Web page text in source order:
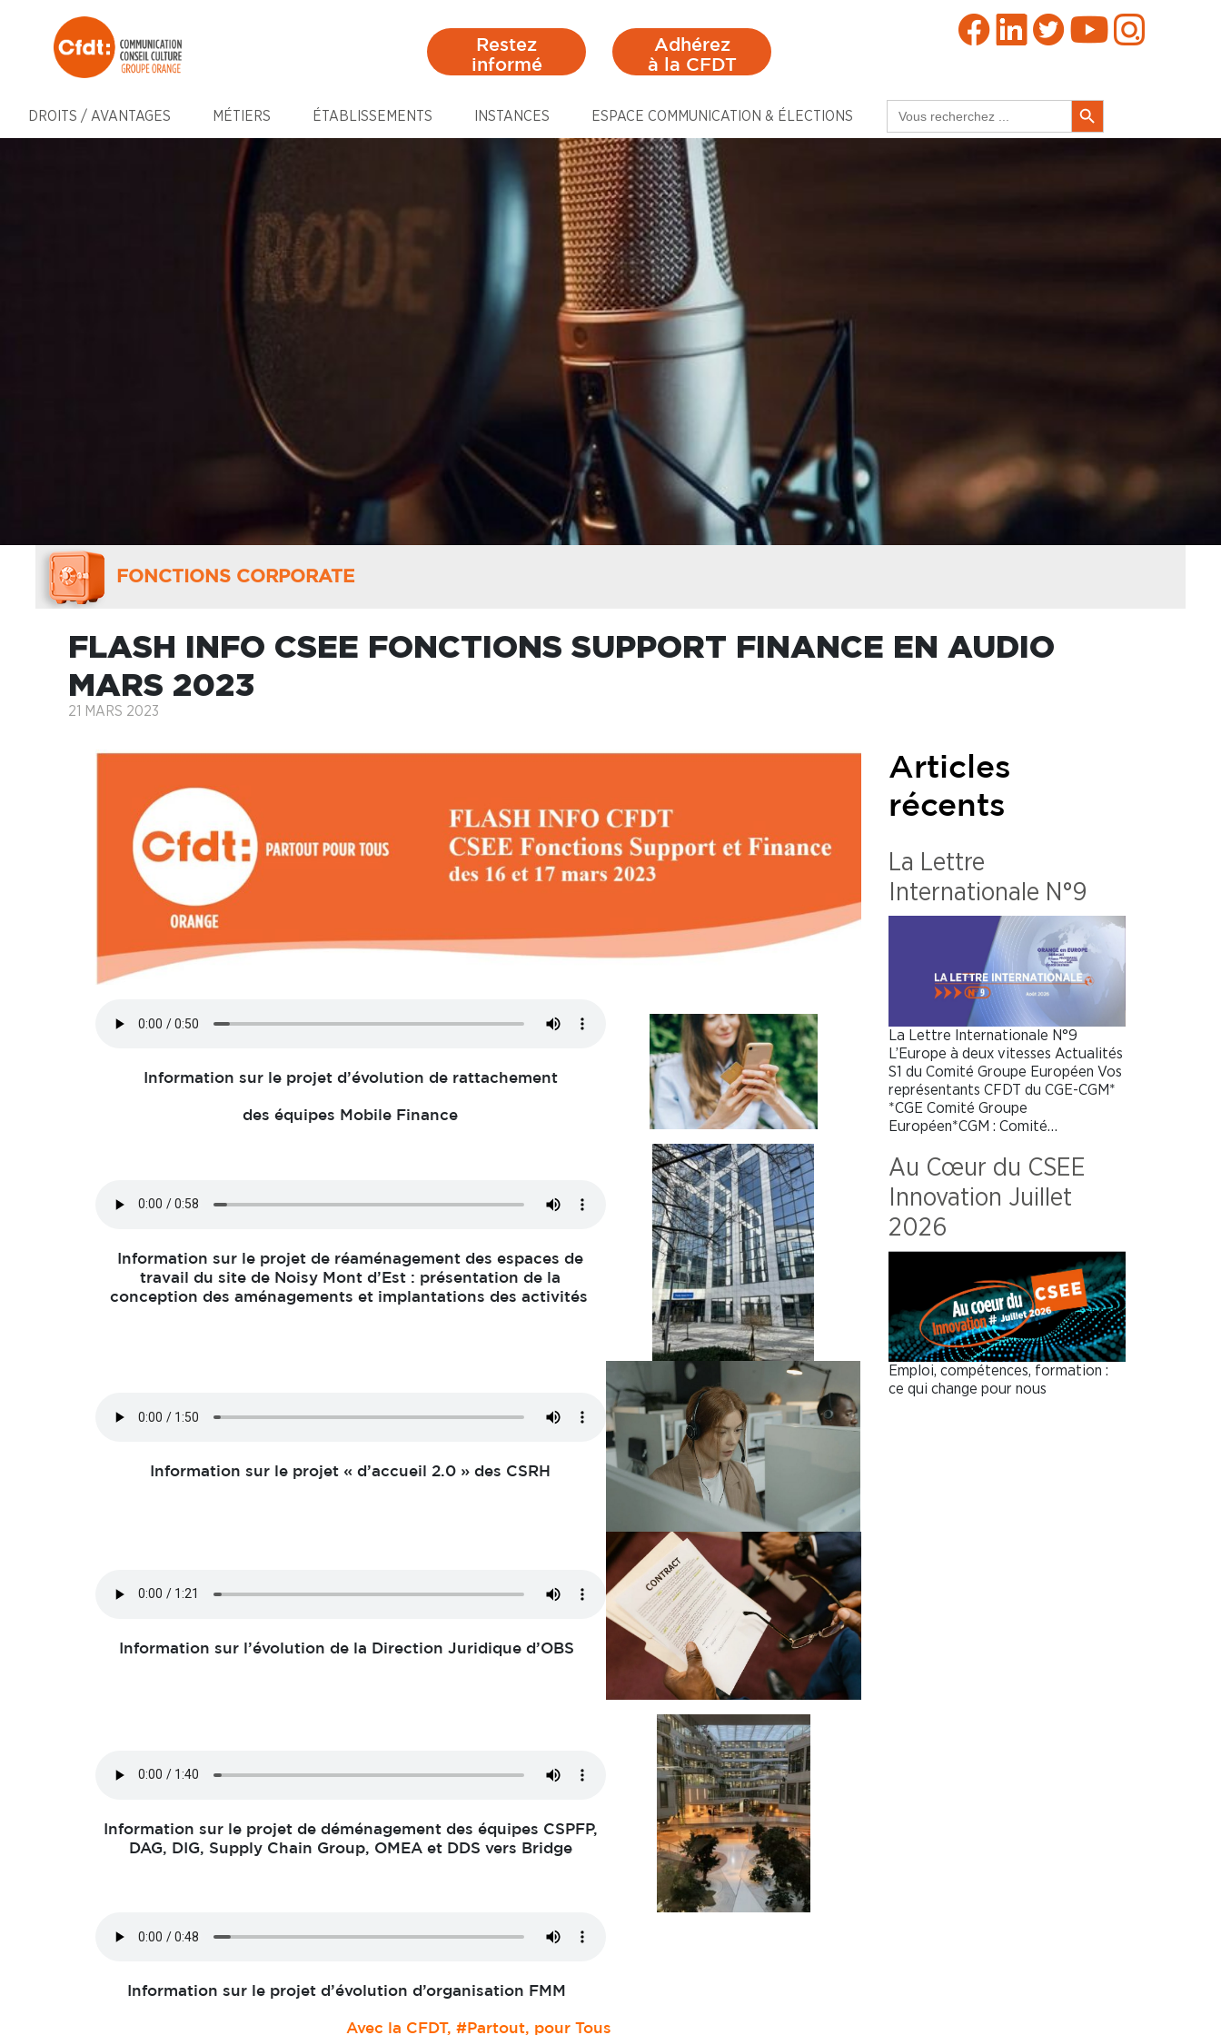
Restez
informé
Adhérez
à la CFDT
DROITS / AVANTAGES MÉTIERS ÉTABLISSEMENTS INSTANCES ESPACE COMMUNICATION & ÉLECTIONS
for:
Search Button
FONCTIONS CORPORATE
FLASH INFO CSEE FONCTIONS SUPPORT FINANCE EN AUDIO
MARS 2023
21 MARS 2023
Information sur le projet d’évolution de rattachement
des équipes Mobile Finance
Information sur le projet de réaménagement des espaces de
travail du site de Noisy Mont d’Est : présentation de la
conception des aménagements et implantations des activités
Information sur le projet « d’accueil 2.0 » des CSRH
Information sur l’évolution de la Direction Juridique d’OBS
Information sur le projet de déménagement des équipes CSPFP,
DAG, DIG, Supply Chain Group, OMEA et DDS vers Bridge
Information sur le projet d’évolution d’organisation FMM
Avec la CFDT, #Partout, pour Tous
Articles
récents
La Lettre
Internationale N°9
La Lettre Internationale N°9
L’Europe à deux vitesses Actualités
S1 du Comité Groupe Européen Vos
représentants CFDT du CGE-CGM*
*CGE Comité Groupe
Européen*CGM : Comité…
Au Cœur du CSEE
Innovation Juillet
2026
Emploi, compétences, formation :
ce qui change pour nous